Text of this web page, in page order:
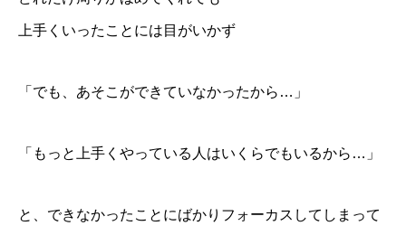
上手くいったことには目がいかず
「でも、あそこができていなかったから…」
「もっと上手くやっている人はいくらでもいるから…」
と、できなかったことにばかりフォーカスしてしまって